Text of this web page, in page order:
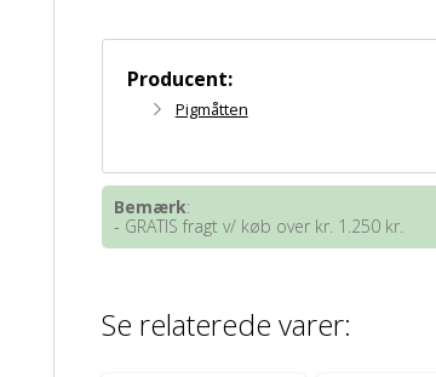
Producent:
Pigmåtten
Bemærk:
- GRATIS fragt v/ køb over kr. 1.250 kr.
Se relaterede varer: